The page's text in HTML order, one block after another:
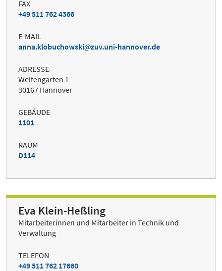
FAX
+49 511 762 4366
E-MAIL
anna.klobuchowski
zuv.uni-hannover.de
ADRESSE
Welfengarten 1
30167 Hannover
GEBÄUDE
1101
RAUM
D114
Eva Klein-Heßling
Mitarbeiterinnen und Mitarbeiter in Technik und
Verwaltung
TELEFON
+49 511 762 17660